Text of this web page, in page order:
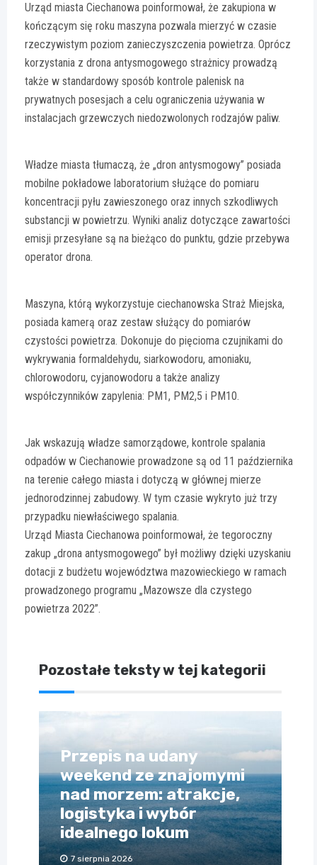
Urząd miasta Ciechanowa poinformował, że zakupiona w
kończącym się roku maszyna pozwala mierzyć w czasie
rzeczywistym poziom zanieczyszczenia powietrza. Oprócz
korzystania z drona antysmogowego strażnicy prowadzą
także w standardowy sposób kontrole palenisk na
prywatnych posesjach a celu ograniczenia używania w
instalacjach grzewczych niedozwolonych rodzajów paliw.
Władze miasta tłumaczą, że „dron antysmogowy” posiada
mobilne pokładowe laboratorium służące do pomiaru
koncentracji pyłu zawieszonego oraz innych szkodliwych
substancji w powietrzu. Wyniki analiz dotyczące zawartości
emisji przesyłane są na bieżąco do punktu, gdzie przebywa
operator drona.
Maszyna, którą wykorzystuje ciechanowska Straż Miejska,
posiada kamerą oraz zestaw służący do pomiarów
czystości powietrza. Dokonuje do pięcioma czujnikami do
wykrywania formaldehydu, siarkowodoru, amoniaku,
chlorowodoru, cyjanowodoru a także analizy
współczynników zapylenia: PM1, PM2,5 i PM10.
Jak wskazują władze samorządowe, kontrole spalania
odpadów w Ciechanowie prowadzone są od 11 października
na terenie całego miasta i dotyczą w głównej mierze
jednorodzinnej zabudowy. W tym czasie wykryto już trzy
przypadku niewłaściwego spalania.
Urząd Miasta Ciechanowa poinformował, że tegoroczny
zakup „drona antysmogowego” był możliwy dzięki uzyskaniu
dotacji z budżetu województwa mazowieckiego w ramach
prowadzonego programu „Mazowsze dla czystego
powietrza 2022”.
Pozostałe teksty w tej kategorii
Przepis na udany
weekend ze znajomymi
nad morzem: atrakcje,
logistyka i wybór
idealnego lokum
7 sierpnia 2026